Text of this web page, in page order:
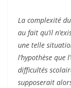
La complexité
au fait qu’il
une telle
l’hypothèse que
difficultés
supposerait